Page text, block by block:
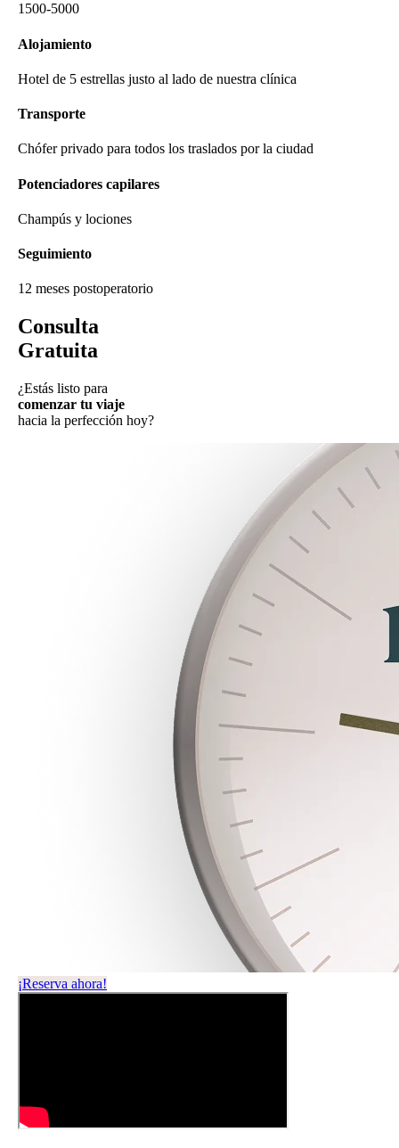
1500-5000
Alojamiento
Hotel de 5 estrellas justo al lado de nuestra clínica
Transporte
Chófer privado para todos los traslados por la ciudad
Potenciadores capilares
Champús y lociones
Seguimiento
12 meses postoperatorio
Consulta
Gratuita
¿Estás listo para
comenzar tu viaje
hacia la perfección hoy?
¡Reserva ahora!